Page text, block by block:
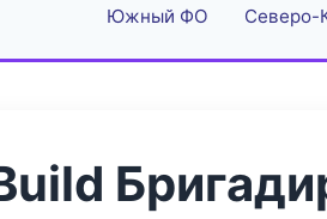
Южный ФО Северо-